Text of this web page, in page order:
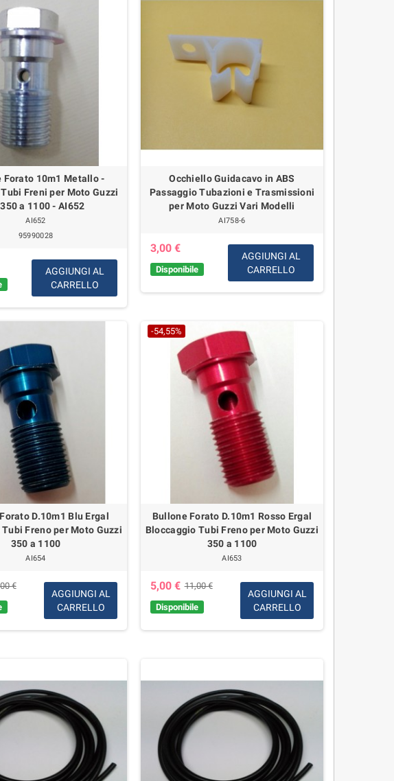
Forato 10m1 Metallo -
Freni per Moto Guzzi
a 1100 - AI652
AI652
95990028
AGGIUNGI AL
CARRELLO
Occhiello Guidacavo in ABS
Passaggio Tubazioni e Trasmissioni
per Moto Guzzi Vari Modelli
AI758-6
3,00 €
Disponibile
AGGIUNGI AL
CARRELLO
D.10m1 Blu Ergal
Freno per Moto Guzzi
350 a 1100
AI654
€
AGGIUNGI AL
CARRELLO
-54,55%
Bullone Forato D.10m1 Rosso Ergal
Bloccaggio Tubi Freno per Moto Guzzi
350 a 1100
AI653
5,00 € 11,00 €
Disponibile
AGGIUNGI AL
CARRELLO